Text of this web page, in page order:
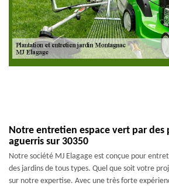
Notre entretien espace vert par des
aguerris sur 30350
Notre société MJ Elagage est conçue pour
des jardins de tous types. Quel que soit votre
sur notre expertise. Avec une très forte